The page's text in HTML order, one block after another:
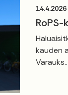
14.4.2026
kauden
Varauks...